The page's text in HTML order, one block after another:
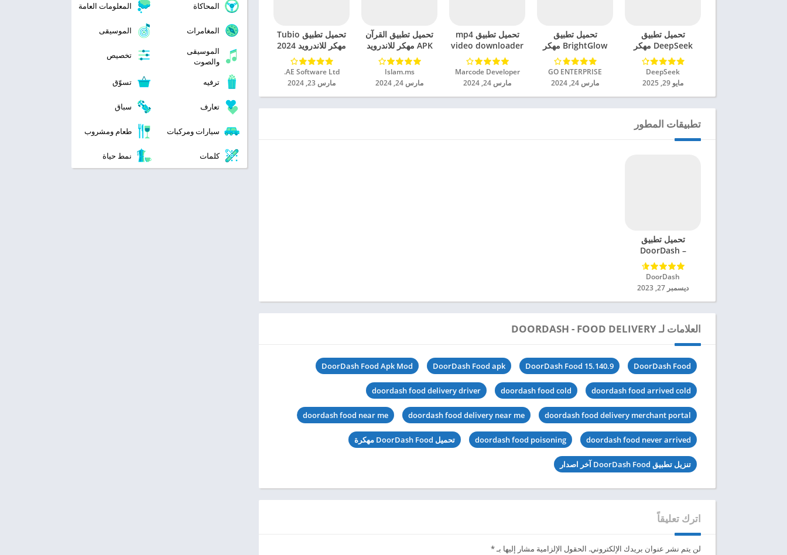
تحميل تطبيق
DeepSeek مهكر
للاندرويد 2025
DeepSeek‏
مايو 29, 2025
تحميل تطبيق
BrightGlow مهكر
للاندرويد 2024
GO ENTERPRISE‏
مارس 24, 2024
تحميل تطبيق mp4
video downloader
مهكر للاندرويد 2024
Marcode Developer‏
مارس 24, 2024
تحميل تطبيق القرآن
APK مهكر للاندرويد
2024
Islam.ms‏
مارس 24, 2024
تحميل تطبيق Tubio
مهكر للاندرويد 2024
AE Software Ltd.‏
مارس 23, 2024
تطبيقات المطور
تحميل تطبيق
DoorDash –
Dasher مهكر
للاندرويد 2024
DoorDash‏
ديسمبر 27, 2023
العلامات لـ DOORDASH - FOOD DELIVERY
DoorDash Food
DoorDash Food 15.140.9
DoorDash Food apk
DoorDash Food Apk Mod
doordash food arrived cold
doordash food cold
doordash food delivery driver
doordash food delivery merchant portal
doordash food delivery near me
doordash food near me
doordash food never arrived
doordash food poisoning تحميل DoorDash Food مهكرة
تنزيل تطبيق DoorDash Food آخر اصدار
اترك تعليقاً
لن يتم نشر عنوان بريدك الإلكتروني. الحقول الإلزامية مشار إليها بـ*
المحاكاة المعلومات العامة
المغامرات
الموسيقى
الموسيقى
والصوت
تخصيص
ترفيه تسوّق
تعارف سباق
سيارات ومركبات طعام ومشروب
كلمات نمط حياة